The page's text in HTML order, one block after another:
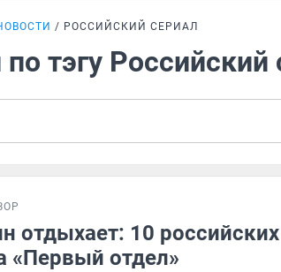
РОССИЙСКИЙ СЕРИАЛ
тэгу Российский
отдыхает: 10
«Первый отдел»